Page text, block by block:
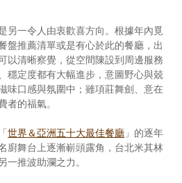
另一令人由衷歡喜方向。根據年內覓
盤推薦清單或是有心於此的餐廳，出
以清晰察覺，從空間陳設到周邊服務
穩定度都有大幅進步，意圖野心與兢
味口感與氛圍中；雖項莊舞劍、意在
者的福氣。
世界＆亞洲五十大最佳餐廳 」的逐年
廚舞台上逐漸嶄頭露角，台北米其林
推波助瀾之力。